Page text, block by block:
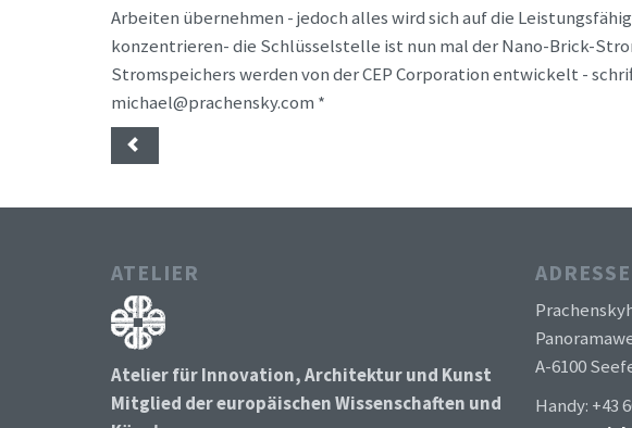
Arbeiten übernehmen - jedoch alles wird sich auf die
konzentrieren- die Schlüsselstelle ist nun mal der Nano-Brick-
Stromspeichers werden von der CEP Corporation entwickelt -
michael@prachensky.com *
ATELIER
Atelier für Innovation, Architektur und Kunst
Mitglied der europäischen Wissenschaften und
ADRESSE
A-6100
Handy: +43